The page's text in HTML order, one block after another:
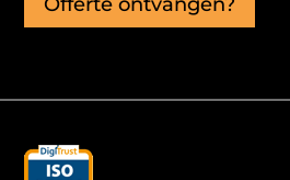
Offerte ontvangen?